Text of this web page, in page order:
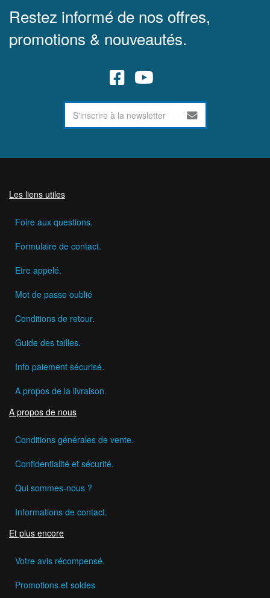
Restez informé de nos offres,
promotions & nouveautés.
Les liens utiles
Foire aux questions.
Formulaire de contact.
Etre appelé.
Mot de passe oublié
Conditions de retour.
Guide des tailles.
Info paiement sécurisé.
A propos de la livraison.
A propos de nous
Conditions générales de vente.
Confidentialité et sécurité.
Qui sommes-nous ?
Informations de contact.
Et plus encore
Votre avis récompensé.
Promotions et soldes